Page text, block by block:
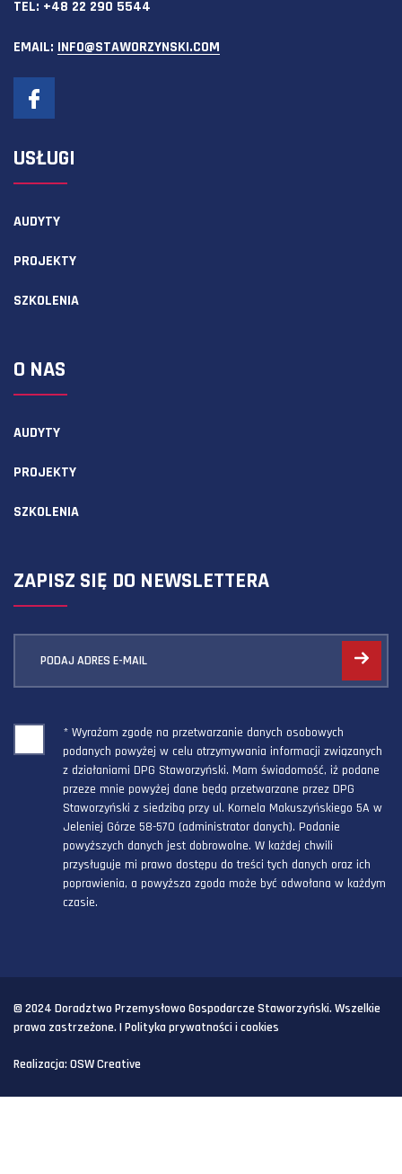
TEL: +48 22 290 5544
EMAIL: INFO@STAWORZYNSKI.COM
USŁUGI
AUDYTY
PROJEKTY
SZKOLENIA
O NAS
AUDYTY
PROJEKTY
SZKOLENIA
ZAPISZ SIĘ DO NEWSLETTERA
PODAJ ADRES E-MAIL
* Wyrażam zgodę na przetwarzanie danych osobowych
podanych powyżej w celu otrzymywania informacji związanych
z działaniami DPG Staworzyński. Mam świadomość, iż podane
przeze mnie powyżej dane będą przetwarzane przez DPG
Staworzyński z siedzibą przy ul. Kornela Makuszyńskiego 5A w
Jeleniej Górze 58-570 (administrator danych). Podanie
powyższych danych jest dobrowolne. W każdej chwili
przysługuje mi prawo dostępu do treści tych danych oraz ich
poprawienia, a powyższa zgoda może być odwołana w każdym
czasie.
© 2024 Doradztwo Przemysłowo Gospodarcze Staworzyński. Wszelkie
prawa zastrzeżone. | Polityka prywatności i cookies
Realizacja: OSW Creative